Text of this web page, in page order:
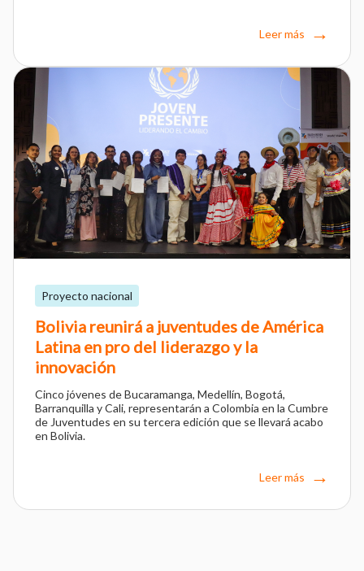
Leer más
Proyecto nacional
Bolivia reunirá a juventudes de América
Latina en pro del liderazgo y la
innovación
Cinco jóvenes de Bucaramanga, Medellín, Bogotá,
Barranquilla y Cali, representarán a Colombia en la Cumbre
de Juventudes en su tercera edición que se llevará acabo
en Bolivia.
Leer más